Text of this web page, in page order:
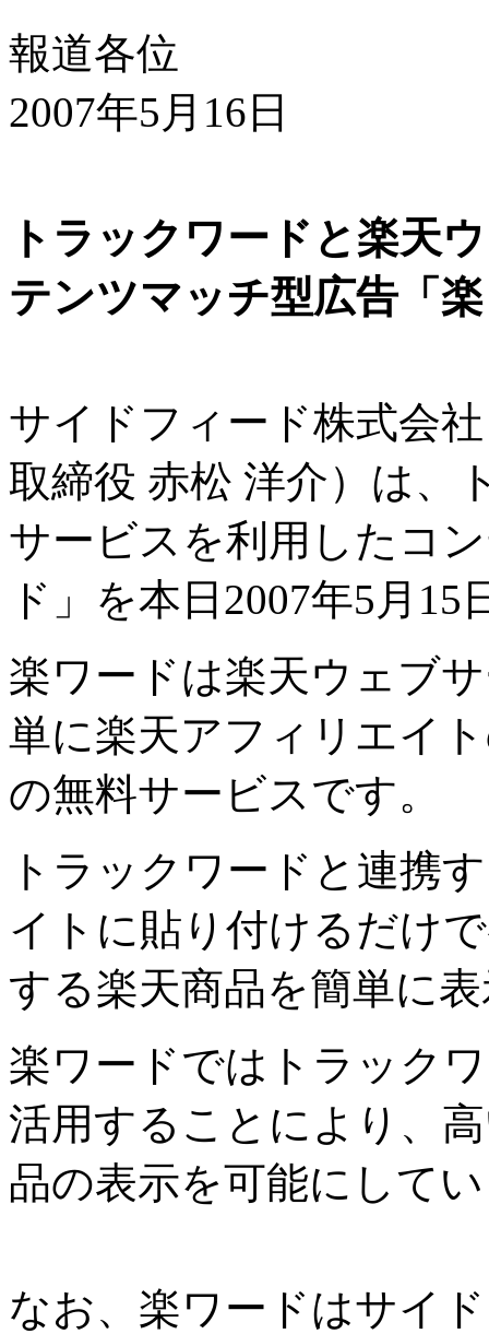
報道各位
2007年5月16日
トラックワードと楽天
テンツマッチ型広告「
サイドフィード株式会
取締役 赤松 洋介）は、
サービスを利用したコ
ド」を本日2007年5月
楽ワードは楽天ウェブ
単に楽天アフィリエイ
の無料サービスです。
トラックワードと連携
イトに貼り付けるだけ
する楽天商品を簡単に
楽ワードではトラック
活用することにより、
品の表示を可能にして
なお、楽ワードはサイ